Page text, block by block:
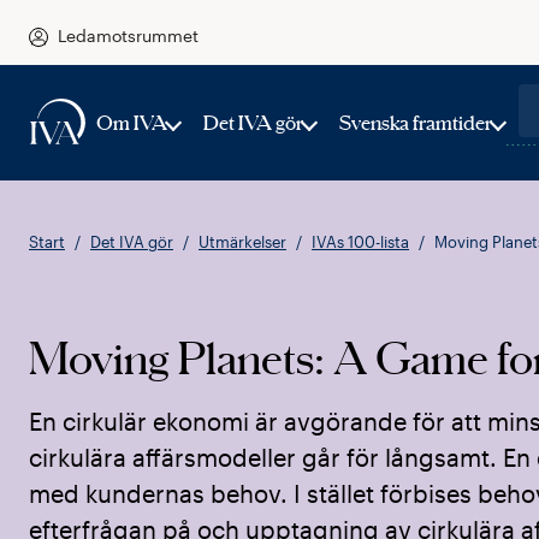
Ledamotsrummet
Om IVA Det IVA gör Svenska framtider
Start Det IVA gör Utmärkelser IVAs 100-lista Moving
Moving Planets: A Game
En cirkulär ekonomi är avgörande för att
cirkulära affärsmodeller går för långsamt.
med kundernas behov. I stället förbises
efterfrågan på och upptagning av cirkulära